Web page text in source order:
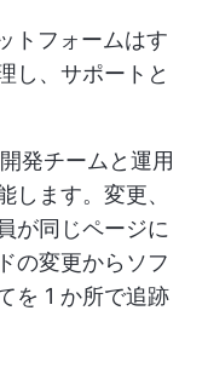
トフォームはす
し、サポートと
発チームと運用
します。変更、
が同じページに
の変更からソフ
を 1 か所で追跡